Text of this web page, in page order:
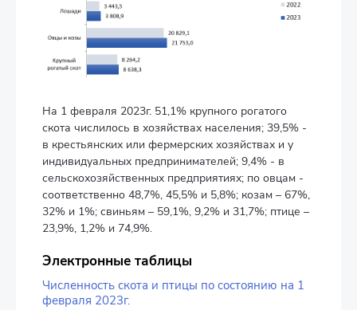
На 1 февраля 2023г. 51,1% крупного рогатого
скота числилось в хозяйствах населения; 39,5% -
в крестьянских или фермерских хозяйствах и у
индивидуальных предпринимателей; 9,4% - в
сельскохозяйственных предприятиях; по овцам -
соответственно 48,7%, 45,5% и 5,8%; козам – 67%,
32% и 1%; свиньям – 59,1%, 9,2% и 31,7%; птице –
23,9%, 1,2% и 74,9%.
Электронные таблицы
Численность скота и птицы по состоянию на 1
февраля 2023г.